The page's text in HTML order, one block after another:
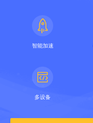
智能加速
多设备